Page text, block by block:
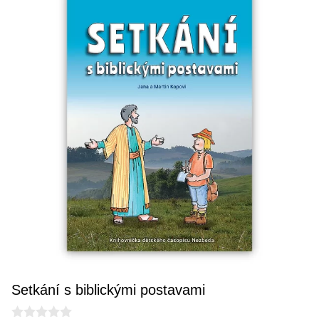
Setkání s biblickými postavami